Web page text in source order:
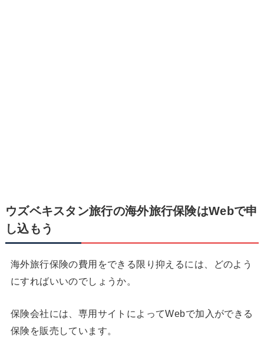
ウズベキスタン旅行の海外旅行保険はWebで申
し込もう
海外旅行保険の費用をできる限り抑えるには、どのよう
にすればいいのでしょうか。
保険会社には、専用サイトによってWebで加入ができる
保険を販売しています。